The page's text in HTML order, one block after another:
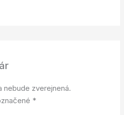
nebude zverejnená.
*